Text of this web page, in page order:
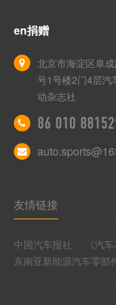
en捐赠
北京市海淀区阜
号1号楼2门4层汽
动杂志社
86 010
友情链接
中国汽车报社 《汽
东南亚新能源汽车零部